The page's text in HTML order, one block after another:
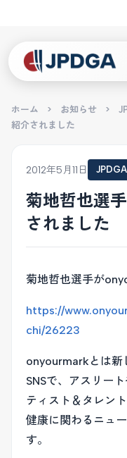
ホーム > お知らせ >
紹介されました
2012年5月11日 JPDGA
菊地哲也選
されました
菊地哲也選手が
https://
chi/26223
onyourmarkとは新
SNSで、アスリー
ティスト＆タレン
健康に関わるニュ
す。